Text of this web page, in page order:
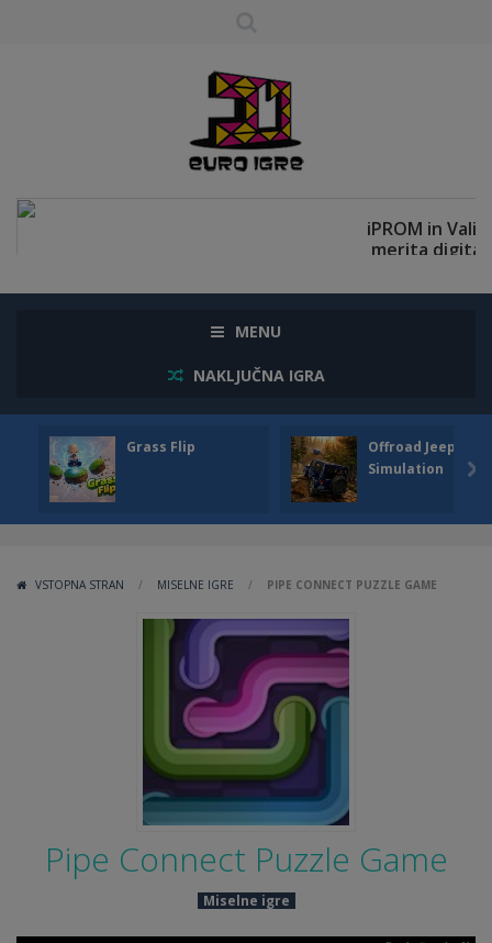
MENU
NAKLJUČNA IGRA
Grass Flip
Offroad Jeep
Simulation

VSTOPNA STRAN / MISELNE IGRE / PIPE CONNECT PUZZLE GAME
Pipe Connect Puzzle Game
Miselne igre